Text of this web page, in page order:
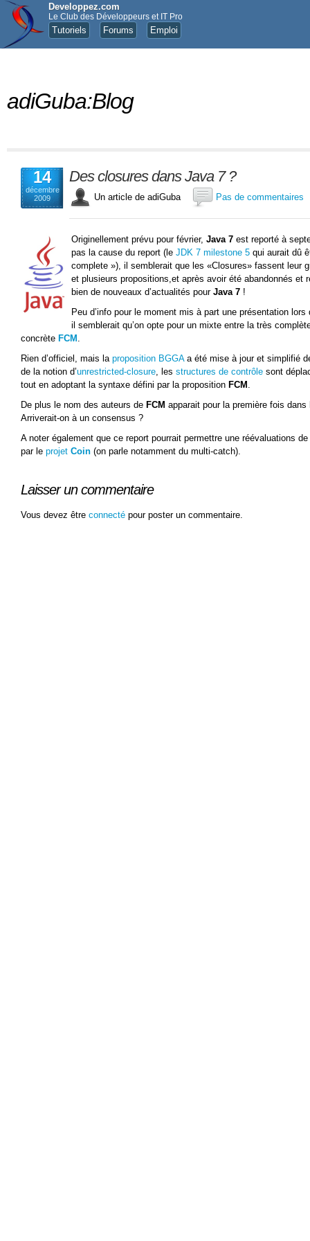
Developpez.com
Le Club des Développeurs et IT Pro
Tutoriels Forums Emploi
adiGuba:Blog
14
décembre
2009
Des closures dans Java 7 ?
Un article de adiGuba Pas de commentaires
Originellement prévu pour février, Java 7 est reporté à
pas la cause du report (le JDK 7 milestone 5 qui aurait dû
complete »), il semblerait que les
Closures
fassent leur
et plusieurs propositions,et après avoir été abandonnés et
bien de nouveaux d’actualités pour Java 7 !
Peu d’info pour le moment mis à part une présentation
il semblerait qu’on opte pour un mixte entre la très
concrète FCM .
Rien d’officiel, mais la proposition BGGAa été mise à jour et simplifié
de la notion d’unrestricted-closure, les structures de contrôle sont
tout en adoptant la syntaxe défini par la proposition FCM .
De plus le nom des auteurs de FCM apparait pour la première fois
Arriverait-on à un consensus ?
A noter également que ce report pourrait permettre une réévaluations
par le projet Coin (on parle notamment du multi-catch).
Laisser un commentaire
Vous devez être connecté pour poster un commentaire.